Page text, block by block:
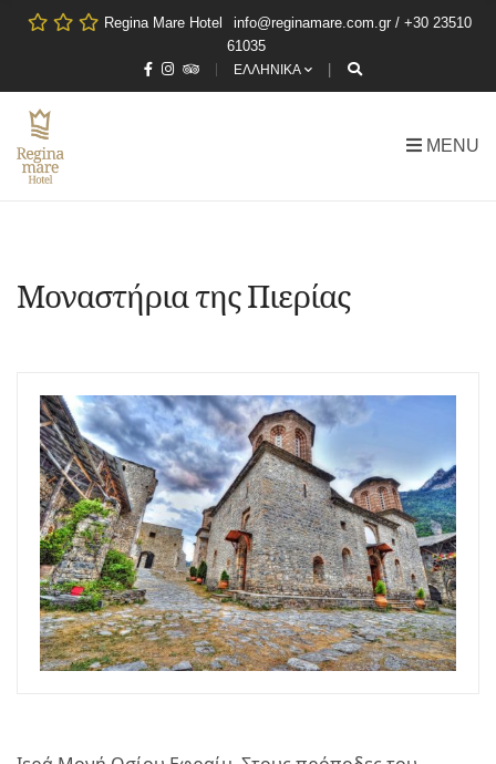
Regina Mare Hotel
info@reginamare.com.gr / +30 23510
61035
ΕΛΛΗΝΙΚΑ
MENU
Μοναστήρια της Πιερίας